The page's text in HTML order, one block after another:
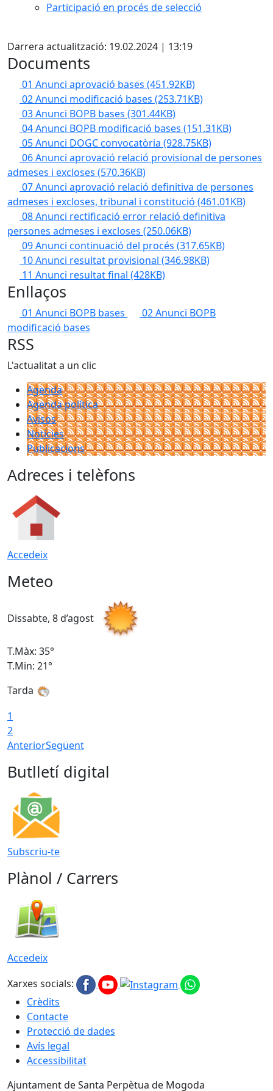
Participació en procés de selecció
Darrera actualització: 19.02.2024 | 13:19
Documents
01 Anunci aprovació bases (451.92KB)
02 Anunci modificació bases (253.71KB)
03 Anunci BOPB bases (301.44KB)
04 Anunci BOPB modificació bases (151.31KB)
05 Anunci DOGC convocatòria (928.75KB)
06 Anunci aprovació relació provisional de persones
admeses i excloses (570.36KB)
07 Anunci aprovació relació definitiva de persones
admeses i excloses, tribunal i constitució (461.01KB)
08 Anunci rectificació error relació definitiva
persones admeses i excloses (250.06KB)
09 Anunci continuació del procés (317.65KB)
10 Anunci resultat provisional (346.98KB)
11 Anunci resultat final (428KB)
Enllaços
01 Anunci BOPB bases
02 Anunci BOPB
modificació bases
RSS
L'actualitat a un clic
Agenda
Agenda política
Avisos
Notícies
Publicacions
Adreces i telèfons
Accedeix
Meteo
Dissabte, 8 d’agost
T.Màx: 35°
T.Min: 21°
Tarda
1
2
AnteriorSegüent
Butlletí digital
Subscriu-te
Plànol / Carrers
Accedeix
Xarxes socials:
Crèdits
Contacte
Protecció de dades
Avís legal
Accessibilitat
Ajuntament de Santa Perpètua de Mogoda